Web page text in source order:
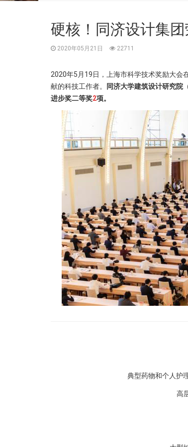
硬核！同济设计集
2020年05月21日 22711
2020年5月19日，上海市科学技术奖励大会
献的科技工作者。
同济大学建筑设计研究院
进步奖二等奖2项。
典型药物和个人护
高